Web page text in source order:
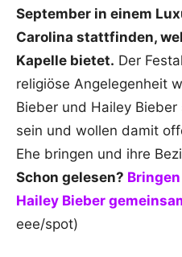
September in einem
Carolina stattfinden,
Kapelle bietet. Der
religiöse Angelegenheit
Bieber und Hailey
sein und wollen damit
Ehe bringen und ihre
Schon gelesen?
Hailey Bieber
eee/spot)